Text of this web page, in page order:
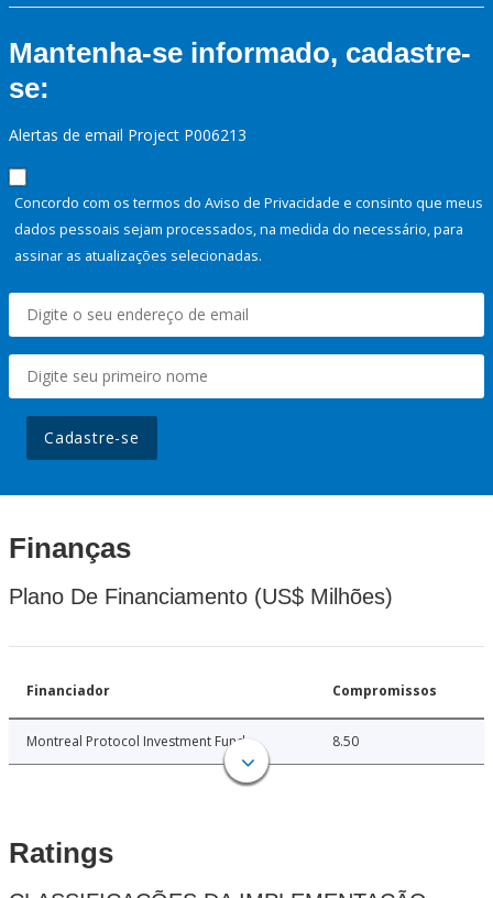
Mantenha-se informado, cadastre-
se:
Alertas de email Project P006213
Concordo com os termos do Aviso de Privacidade e consinto que meus
dados pessoais sejam processados, na medida do necessário, para
assinar as atualizações selecionadas.
Cadastre-se
Finanças
Plano De Financiamento (US$ Milhões)
Financiador Compromissos
Montreal Protocol Investment Fund 8.50
Ratings